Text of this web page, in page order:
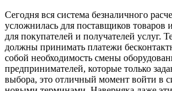
Сегодня вся система безналичного
усложнилась для поставщиков товаров
для покупателей и получателей услуг.
должны принимать платежи
собой необходимость смены
предпринимателей, которые только
выбора, это отличный момент войти в